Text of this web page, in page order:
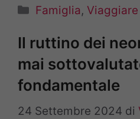
Categorie
Famiglia,
Il ruttino dei
mai
fondamentale
24 Settembre 2024 di